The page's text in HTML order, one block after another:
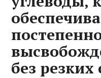
без резких